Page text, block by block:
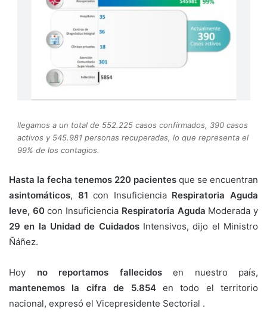
llegamos a un total de 552.225 casos confirmados, 390 casos
activos y 545.981 personas recuperadas, lo que representa el
99% de los contagios.
Hasta la fecha tenemos 220 pacientes que se encuentran
asintomáticos, 81 con Insuficiencia Respiratoria Aguda
leve, 60con Insuficiencia Respiratoria Aguda Moderada y
29 en la Unidad de CuidadosIntensivos, dijo el Ministro
Ñáñez.
Hoy no reportamos fallecidosen nuestro país,
mantenemos la cifra de 5.854en todo el territorio
nacional, expresó el Vicepresidente Sectorial .